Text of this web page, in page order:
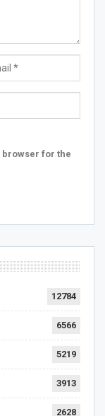
browser for the
12784
6566
5219
3913
2628